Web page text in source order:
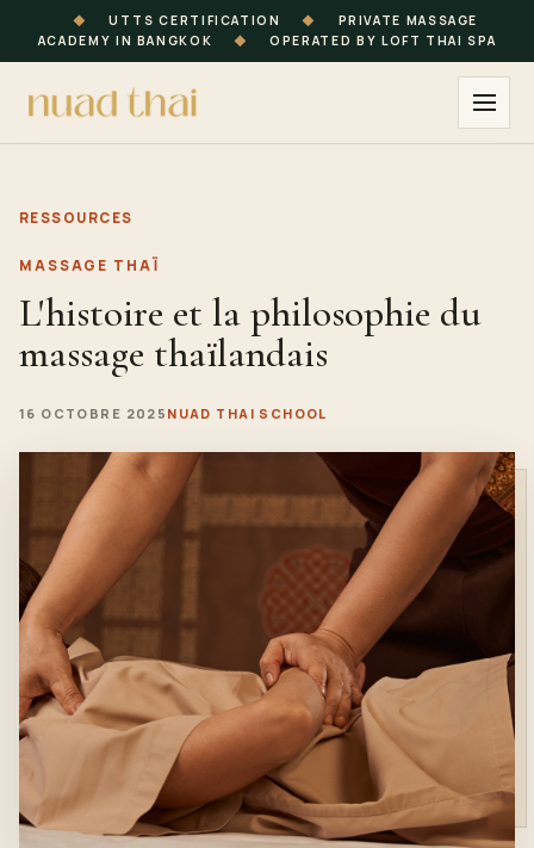
◆ UTTS CERTIFICATION ◆
PRIVATE MASSAGE
ACADEMY IN BANGKOK
◆ OPERATED BY LOFT THAI SPA
RESSOURCES
MASSAGE THAÏ
L'histoire et la philosophie du
massage thaïlandais
16 OCTOBRE 2025 NUAD THAI SCHOOL